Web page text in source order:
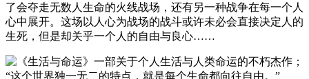
了会夺走无数人生命的火线战场，还有另一种战争在每一个人
心中展开。这场以人心为战场的战斗或许未必会直接决定人的
生死，但是却关乎一个人的自由与良心……